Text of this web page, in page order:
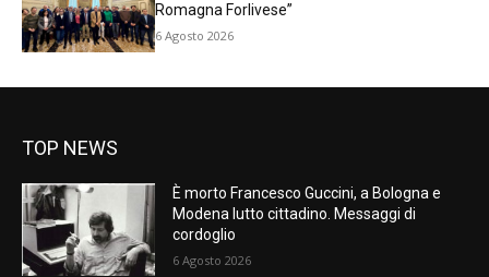
Romagna Forlivese”
6 Agosto 2026
TOP NEWS
È morto Francesco Guccini, a Bologna e
Modena lutto cittadino. Messaggi di
cordoglio
6 Agosto 2026